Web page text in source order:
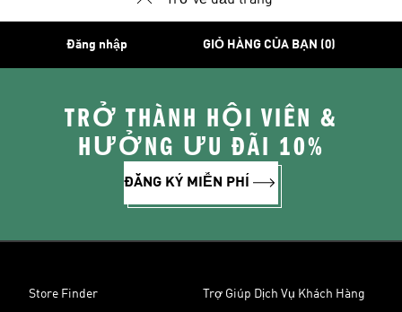
Đăng nhập GIỎ HÀNG CỦA BẠN (0)
TRỞ THÀNH HỘI VIÊN &
HƯỞNG ƯU ĐÃI 10%
ĐĂNG KÝ MIỄN PHÍ
Store Finder Trợ Giúp Dịch Vụ Khách Hàng